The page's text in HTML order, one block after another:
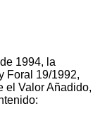
1994, la
Foral 19/1992,
el Valor Añadido,